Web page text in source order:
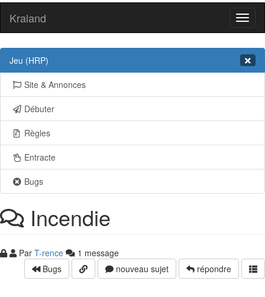
Kraland
Jeu (HRP)
Site & Annonces
Débuter
Règles
Entracte
Bugs
Incendie
Par T-rence
1 message
Bugs
nouveau sujet répondre